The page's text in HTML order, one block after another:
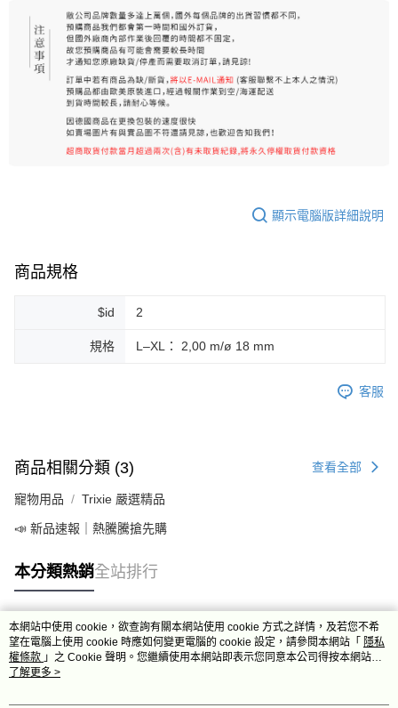
每筆NT$100，滿NT$999(含以上)免運費
離島宅配（澎湖、金門、馬祖、小琉球）
每筆NT$250，滿NT$3,000(含以上)免運費
付款後門市自取
顯示電腦版詳細說明
商品規格
$id 2
規格 L–XL： 2,00 m/ø 18 mm
客服
商品相關分類 (3) 查看全部
寵物用品 Trixie 嚴選精品
📣 新品速報｜熱騰騰搶先購
本分類熱銷全站排行
熱門標籤
本網站中使用 cookie，欲查詢有關本網站使用 cookie 方式之詳情，及若您不希
望在電腦上使用 cookie 時應如何變更電腦的 cookie 設定，請參閱本網站「 隱私
權條款 」之 Cookie 聲明。您繼續使用本網站即表示您同意本公司得按本網站使
用條款之 Cookie 聲明使用 cookie。
了解更多 >